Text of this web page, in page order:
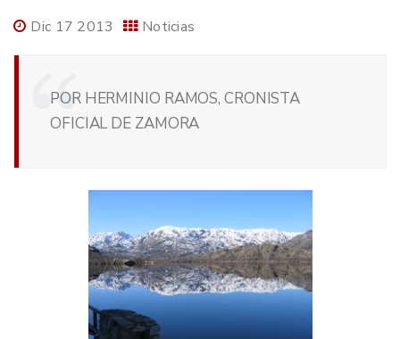
Dic 17 2013 Noticias
POR HERMINIO RAMOS, CRONISTA
OFICIAL DE ZAMORA